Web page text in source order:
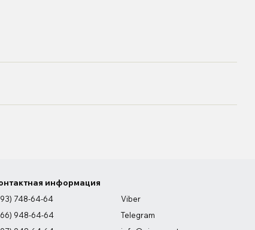
информация
748-64-64
948-64-64
Viber
Telegram